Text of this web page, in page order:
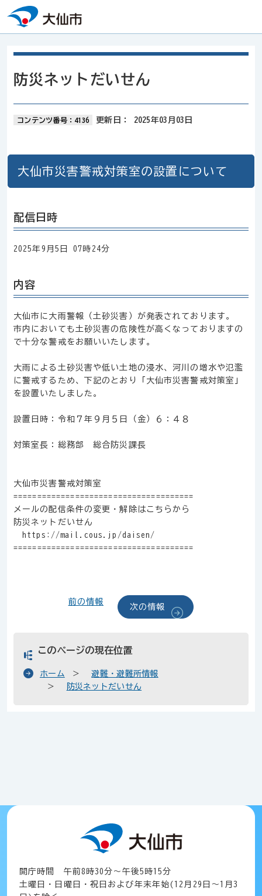
本文へスキップ
防災ネットだいせん
コンテンツ番号：4136 更新日： 2025年03月03日
大仙市災害警戒対策室の設置について
配信日時
2025年9月5日 07時24分
内容
大仙市に大雨警報（土砂災害）が発表されております。
市内においても土砂災害の危険性が高くなっておりますの
で十分な警戒をお願いいたします。
大雨による土砂災害や低い土地の浸水、河川の増水や氾濫
に警戒するため、下記のとおり「大仙市災害警戒対策室」
を設置いたしました。
設置日時：令和７年９月５日（金）６：４８
対策室長：総務部 総合防災課長
大仙市災害警戒対策室
======================================
メールの配信条件の変更・解除はこちらから
防災ネットだいせん
https://mail.cous.jp/daisen/
======================================
前の情報
次の情報
このページの現在位置
ホーム
避難・避難所情報
防災ネットだいせん
開庁時間 午前8時30分～午後5時15分
土曜日・日曜日・祝日および年末年始(12月29日～1月3